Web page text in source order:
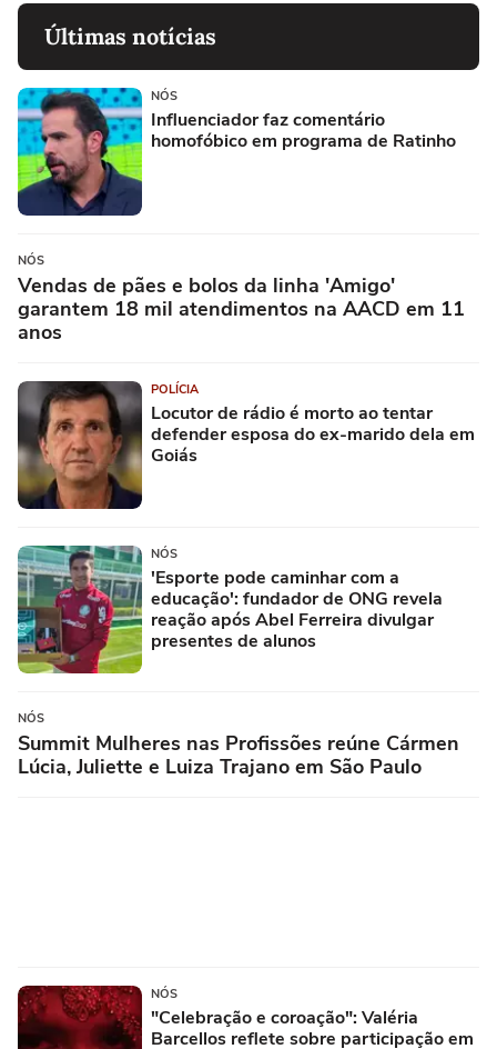
Últimas notícias
NÓS
Influenciador faz comentário
homofóbico em programa de Ratinho
NÓS
Vendas de pães e bolos da linha 'Amigo'
garantem 18 mil atendimentos na AACD em 11
anos
POLÍCIA
Locutor de rádio é morto ao tentar
defender esposa do ex-marido dela em
Goiás
NÓS
'Esporte pode caminhar com a
educação': fundador de ONG revela
reação após Abel Ferreira divulgar
presentes de alunos
NÓS
Summit Mulheres nas Profissões reúne Cármen
Lúcia, Juliette e Luiza Trajano em São Paulo
NÓS
"Celebração e coroação": Valéria
Barcellos reflete sobre participação em